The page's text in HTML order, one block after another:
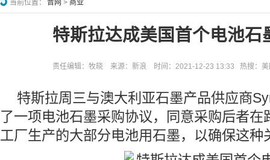
当前位置： 晋网 > 商业
特斯拉达成美国首个电池石
责任编辑：牧晓 来源：新浪 时间：2021-12-23 13:33 热搜：
特斯拉周三与澳大利亚石墨产品供应商
了一项电池石墨采购协议，同意采购后者在
工厂生产的大部分电池用石墨，以确保这种